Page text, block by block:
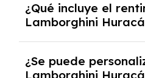
contrato de alquiler a
pagas una cuota
coche durante un
generalmente entre 2 y 5
¿Qué incluye el
Lamborghini
seguro a todo riesgo,
¿Se puede
Lamborghini